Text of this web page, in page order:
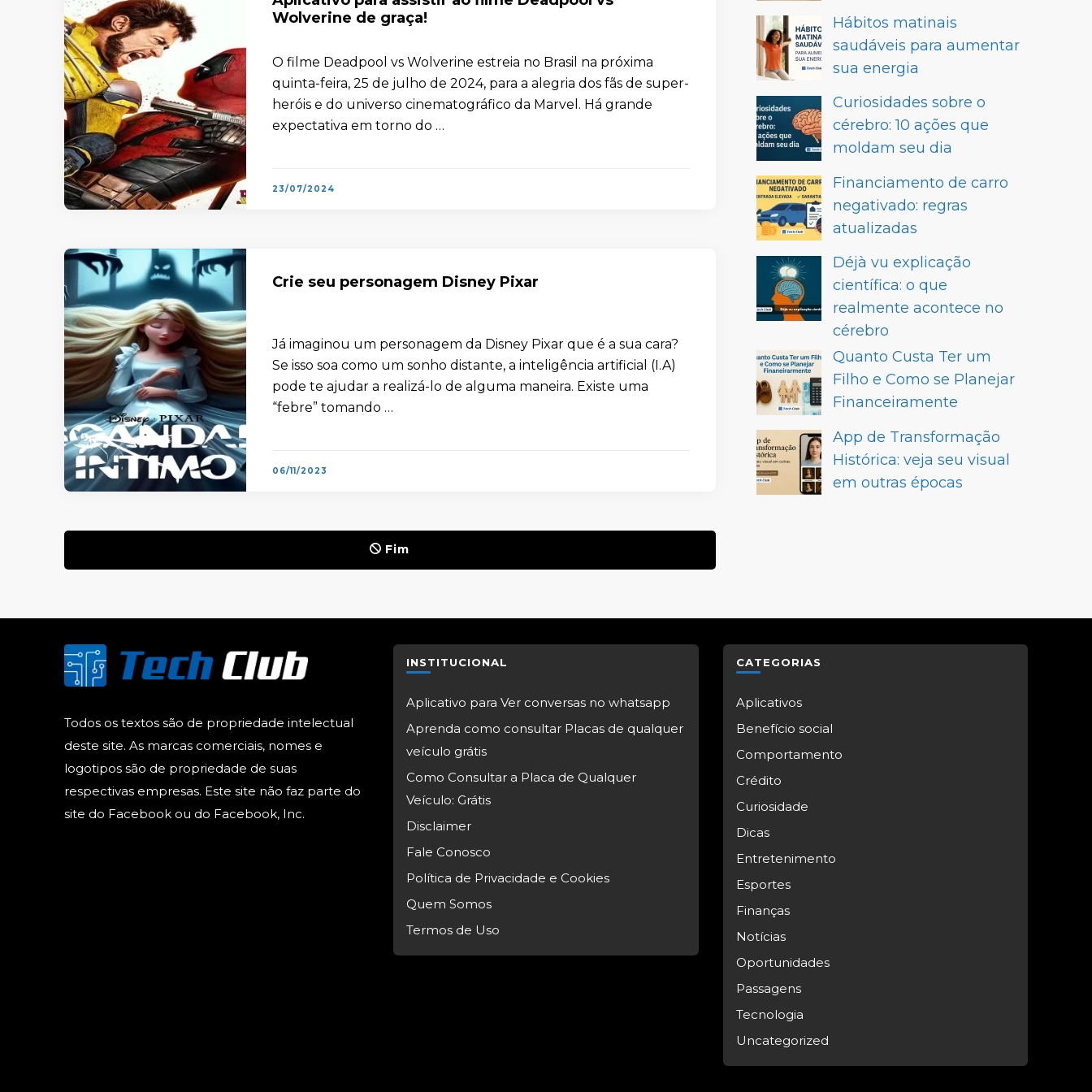
Wolverine de graça!
O filme Deadpool vs Wolverine estreia no Brasil na próxima
quinta-feira, 25 de julho de 2024, para a alegria dos fãs de super-
heróis e do universo cinematográfico da Marvel. Há grande
expectativa em torno do …
23/07/2024
Crie seu personagem Disney Pixar
Já imaginou um personagem da Disney Pixar que é a sua cara?
Se isso soa como um sonho distante, a inteligência artificial (I.A)
pode te ajudar a realizá-lo de alguma maneira. Existe uma
“febre” tomando …
06/11/2023
Fim
Hábitos matinais
saudáveis para aumentar
sua energia
Curiosidades sobre o
cérebro: 10 ações que
moldam seu dia
Financiamento de carro
negativado: regras
atualizadas
Déjà vu explicação
científica: o que
realmente acontece no
cérebro
Quanto Custa Ter um
Filho e Como se Planejar
Financeiramente
App de Transformação
Histórica: veja seu visual
em outras épocas
Todos os textos são de propriedade intelectual
deste site. As marcas comerciais, nomes e
logotipos são de propriedade de suas
respectivas empresas. Este site não faz parte do
site do Facebook ou do Facebook, Inc.
INSTITUCIONAL
Aplicativo para Ver conversas no whatsapp
Aprenda como consultar Placas de qualquer
veículo grátis
Como Consultar a Placa de Qualquer
Veículo: Grátis
Disclaimer
Fale Conosco
Política de Privacidade e Cookies
Quem Somos
Termos de Uso
CATEGORIAS
Aplicativos
Benefício social
Comportamento
Crédito
Curiosidade
Dicas
Entretenimento
Esportes
Finanças
Notícias
Oportunidades
Passagens
Tecnologia
Uncategorized